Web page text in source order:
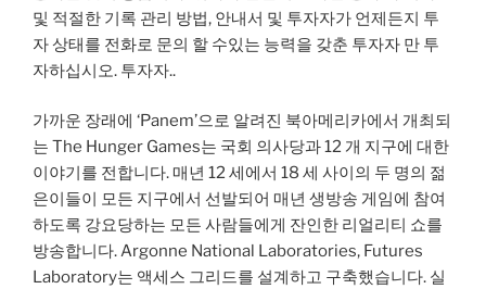
및 적절한 기록 관리 방법, 안내서 및 투자자가 언제든지 투
자 상태를 전화로 문의 할 수있는 능력을 갖춘 투자자 만 투
자하십시오. 투자자..
가까운 장래에 ‘Panem’으로 알려진 북아메리카에서 개최되
는 The Hunger Games는 국회 의사당과 12 개 지구에 대한
이야기를 전합니다. 매년 12 세에서 18 세 사이의 두 명의 젊
은이들이 모든 지구에서 선발되어 매년 생방송 게임에 참여
하도록 강요당하는 모든 사람들에게 잔인한 리얼리티 쇼를
방송합니다. Argonne National Laboratories, Futures
Laboratory는 액세스 그리드를 설계하고 구축했습니다. 실